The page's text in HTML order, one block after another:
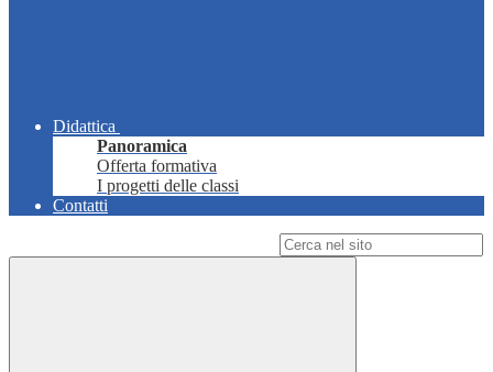
Didattica
Panoramica
Offerta formativa
I progetti delle classi
Contatti